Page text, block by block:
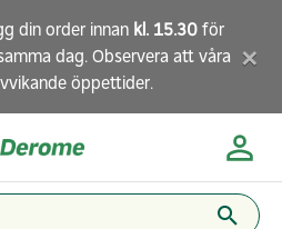
din order innan kl. 15.30 för
dag. Observera att våra
öppettider. ×